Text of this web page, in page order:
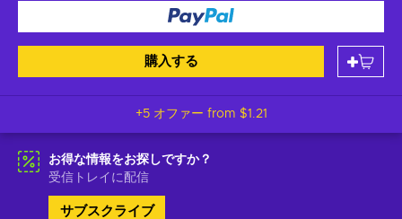
購入する
+5 オファー from $1.21
お得な情報をお探しですか？
受信トレイに配信
サブスクライブ